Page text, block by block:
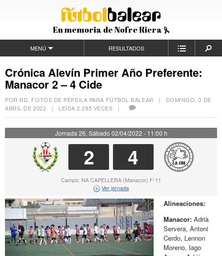
En memoria de Nofre Riera
MENÚ RESULTADOS
Crónica Alevín Primer Año Preferente:
Manacor 2 – 4 Cide
POR RD, FOTOS DE PEPSILA PARA FÚTBOL BALEAR | DOMINGO, 3 DE
ABRIL DE 2022 | LEÍDA 2.295 VECES |
Jornada 26, Sábado 02/04/2022 - 11:00 h
2 4
Campo: NA CAPELLERA (Manacor) F-11
Ver jornada
Alineaciones:
Manacor: Adrià
Servera, Antoni
Cerdo, Lennon
Moreno, Iago